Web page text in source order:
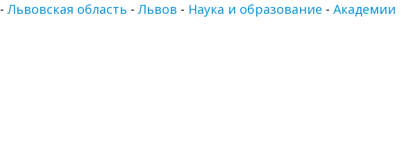
-Львовская область -Львов - Наука и образование - Академии